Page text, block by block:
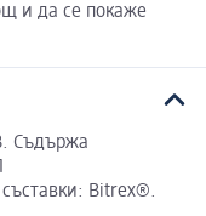
и да се покаже
Съдържа
Bitrex®.